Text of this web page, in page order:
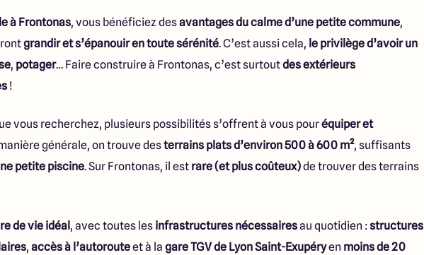
à Frontonas, vous bénéficiez desavantages du calme d’une petite commune,
grandir et s’épanouir en toute sérénité. C’est aussi cela, le privilège d’avoir un
, potager… Faire construire à Frontonas, c’est surtoutdes extérieurs
!
vous recherchez, plusieurs possibilités s’offrent à vous pouréquiper et
générale, on trouve desterrains plats d’environ 500 à 600 m², suffisants
petite piscine. Sur Frontonas, il est rare (et plus coûteux)de trouver des terrains
de vie idéal , avec toutes les infrastructures nécessairesau quotidien :structures
, accès à l’autorouteet à la gare TGV de Lyon Saint-Exupéryen moins de 20